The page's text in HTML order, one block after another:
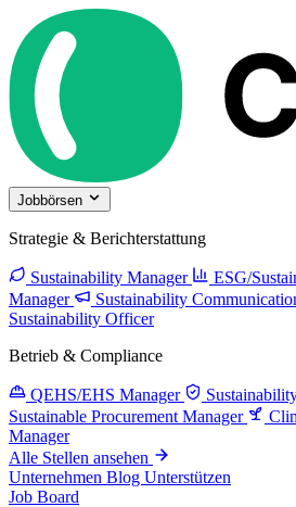
Jobbörsen
Strategie & Berichterstattung
Sustainability Manager
ESG/
Manager
Sustainability
Sustainability Officer
Betrieb & Compliance
QEHS/EHS Manager
Sustainable Procurement Manager
Manager
Alle Stellen ansehen
Unternehmen Blog Unterstützen
Job Board